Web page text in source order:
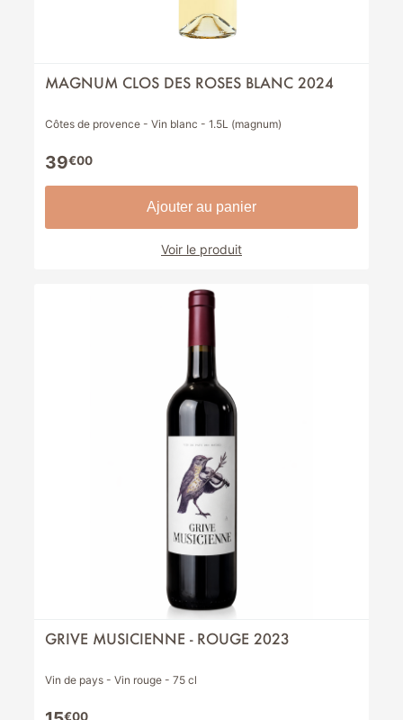
MAGNUM CLOS DES ROSES BLANC 2024
Côtes de provence - Vin blanc - 1.5L (magnum)
39€00
Ajouter au panier
Voir le produit
GRIVE MUSICIENNE - ROUGE 2023
Vin de pays - Vin rouge - 75 cl
€00